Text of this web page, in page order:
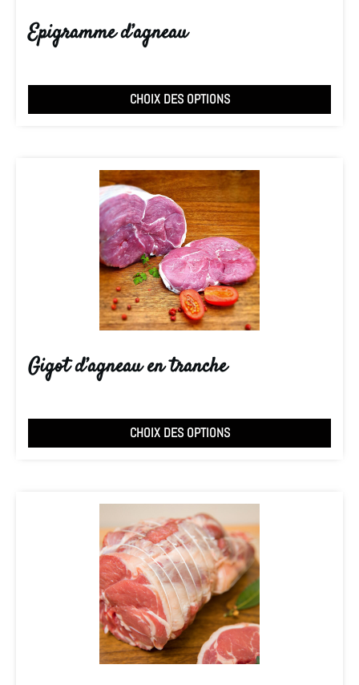
Epigramme d’agneau
CHOIX DES OPTIONS
Gigot d’agneau en tranche
CHOIX DES OPTIONS